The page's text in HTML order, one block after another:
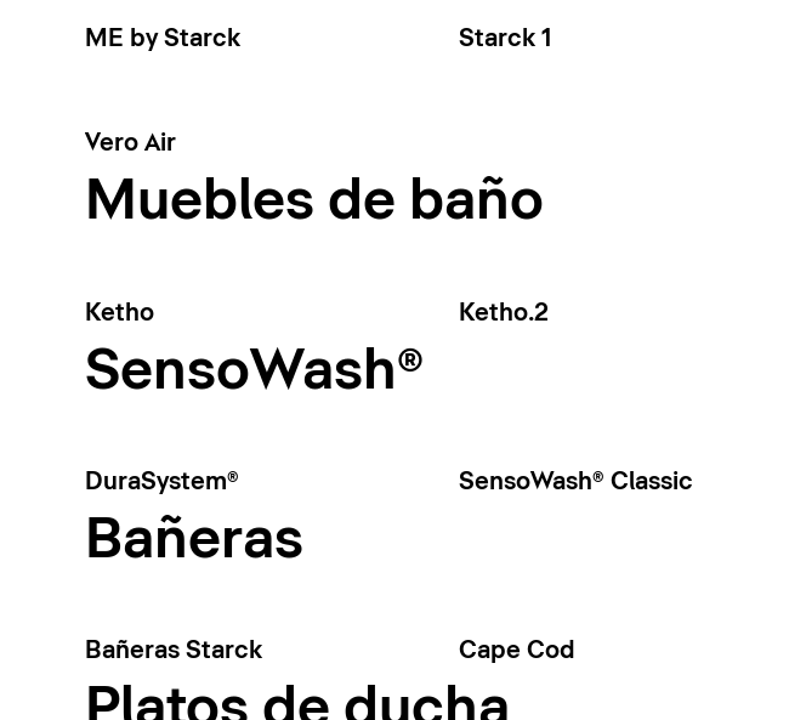
ME by Starck Starck 1
Vero Air
Muebles de baño
Ketho Ketho.2
SensoWash®
DuraSystem® SensoWash® Classic
Bañeras
Bañeras Starck Cape Cod